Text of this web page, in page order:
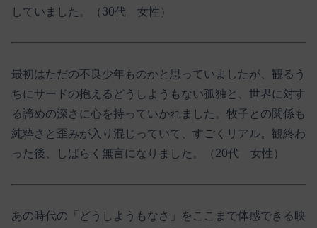
していました。（30代 女性）
最初はただの不良少年ものかと思っていましたが、観るう
ちにサードの抱えるどうしようもない孤独と、世界に対す
る諦めの深さに心を持っていかれました。牧子との関係も
純粋さと歪みが入り混じっていて、すごくリアル。観終わ
った後、しばらく無言になりました。（20代 女性）
あの時代の「どうしようもなさ」をここまで体感できる映